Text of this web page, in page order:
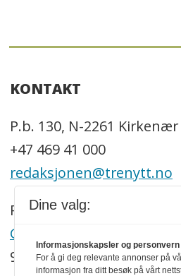
KONTAKT
P.b. 130, N-2261 Kirkenær
+47 469 41 000
redaksjonen@trenytt.no
Redaktør:
Georg Mathisen
90 93 28 97
Dine valg:
Informasjonskapsler og personvern
For å gi deg relevante annonser på
informasjon fra ditt besøk på vårt